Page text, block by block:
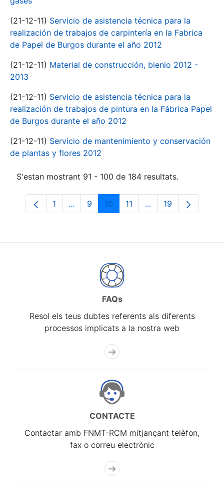
(21-12-11) Servicio de asistencia técnica para la
realización de trabajos de carpintería en la Fabrica
de Papel de Burgos durante el año 2012
(21-12-11) Material de construcción, bienio 2012 -
2013
(21-12-11) Servicio de asistencia técnica para la
realización de trabajos de pintura en la Fábrica Papel
de Burgos durante el año 2012
(21-12-11) Servicio de mantenimiento y conservación
de plantas y flores 2012
S'estan mostrant 91 - 100 de 184 resultats.
Pàgina
1 ...Pàgines intermèdies Utilitzeu TAB per
Pàgina
9 Pàgina
10 Pàgina
11 ...PàginesPàgina
19
FAQs
Resol els teus dubtes referents als diferents
processos implicats a la nostra web
CONTACTE
Contactar amb FNMT-RCM mitjançant telèfon,
fax o correu electrònic